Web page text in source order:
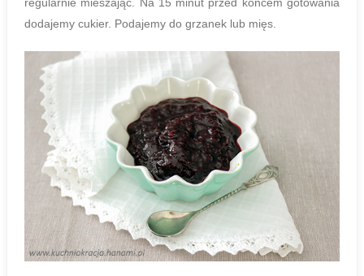
dodajemy cukier. Podajemy do grzanek lub mięs.